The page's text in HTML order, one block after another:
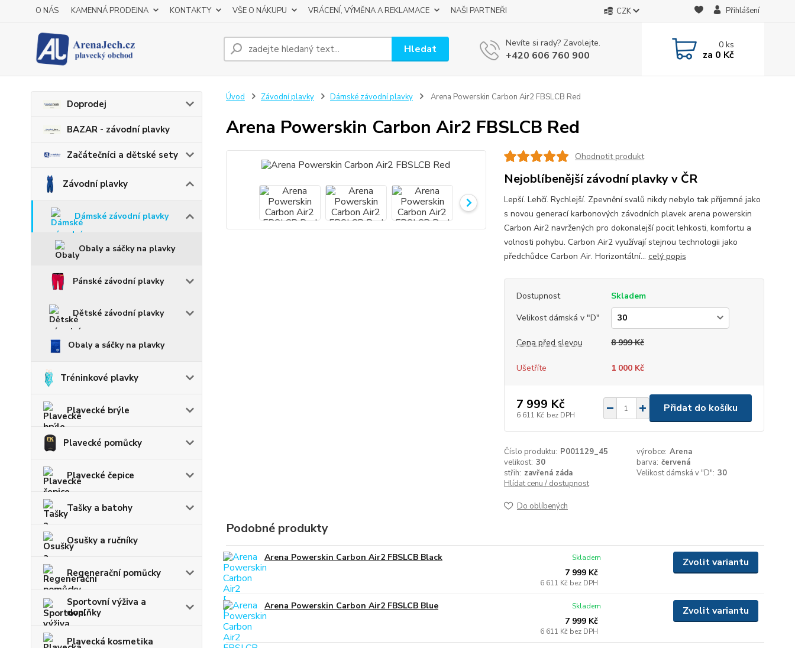
O NÁS KAMENNÁ PRODEJNA KONTAKTY VŠE O NÁKUPU VRÁCENÍ, VÝMĚNA A REKLAMACE NAŠI PARTNEŘI CZK Přihlášení
Hledat Nevíte si rady? Zavolejte.
+420 606 760 900
0ks
za 0 Kč
Doprodej
BAZAR - závodní plavky
Začátečníci a dětské sety
Závodní plavky
Dámské závodní plavky
Obaly a sáčky na plavky
Pánské závodní plavky
Dětské závodní plavky
Obaly a sáčky na plavky
Tréninkové plavky
Plavecké brýle
Plavecké pomůcky
Plavecké čepice
Tašky a batohy
Osušky a ručníky
Regenerační pomůcky
Sportovní výživa a
doplňky
Plavecká kosmetika
Úvod Závodní plavky Dámské závodní plavky Arena Powerskin Carbon Air2 FBSLCB Red
Arena Powerskin Carbon Air2 FBSLCB Red
Ohodnotit produkt
Nejoblíbenější závodní plavky v ČR
Lepší. Lehčí. Rychlejší. Zpevnění svalů nikdy nebylo tak příjemné jako
s novou generací karbonových závodních plavek arena powerskin
Carbon Air2 navržených pro dokonalejší pocit lehkosti, komfortu a
volnosti pohybu. Carbon Air2 využívají stejnou technologii jako
předchůdce Carbon Air. Horizontální... celý popis
Dostupnost
Skladem
Velikost dámská v "D"
Cena před slevou 8 999 Kč
Ušetříte 1 000 Kč
7 999 Kč
6 611 Kč bez DPH
Přidat do košíku
Číslo produktu: P001129_45 výrobce: Arena
velikost: 30 barva: červená
střih: zavřená záda Velikost dámská v "D": 30
Hlídat cenu / dostupnost
Do oblíbených
Podobné produkty
Arena Powerskin Carbon Air2 FBSLCB Black
7 999 Kč
6 611 Kč bez DPH
Skladem Zvolit variantu
Arena Powerskin Carbon Air2 FBSLCB Blue
7 999 Kč
6 611 Kč bez DPH
Skladem Zvolit variantu